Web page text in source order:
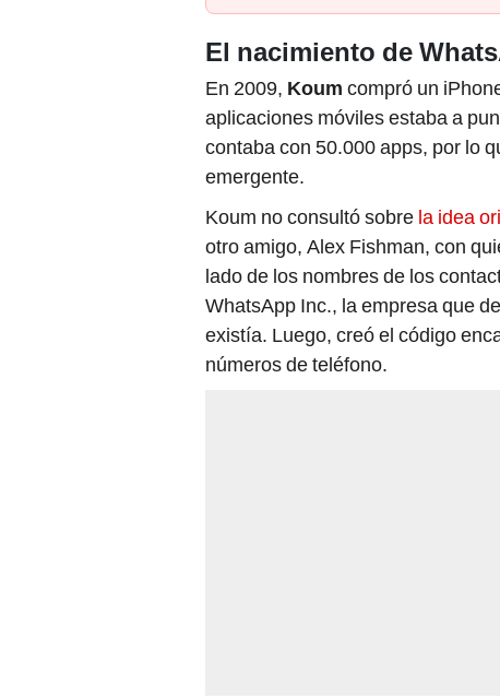
El nacimiento de
En 2009, Koum compró un
aplicaciones móviles estaba a
contaba con 50.000 apps, por lo
emergente.
Koum no consultó sobre la idea
otro amigo, Alex Fishman, con
lado de los nombres de los
WhatsApp Inc., la empresa que
existía. Luego, creó el código
números de teléfono.